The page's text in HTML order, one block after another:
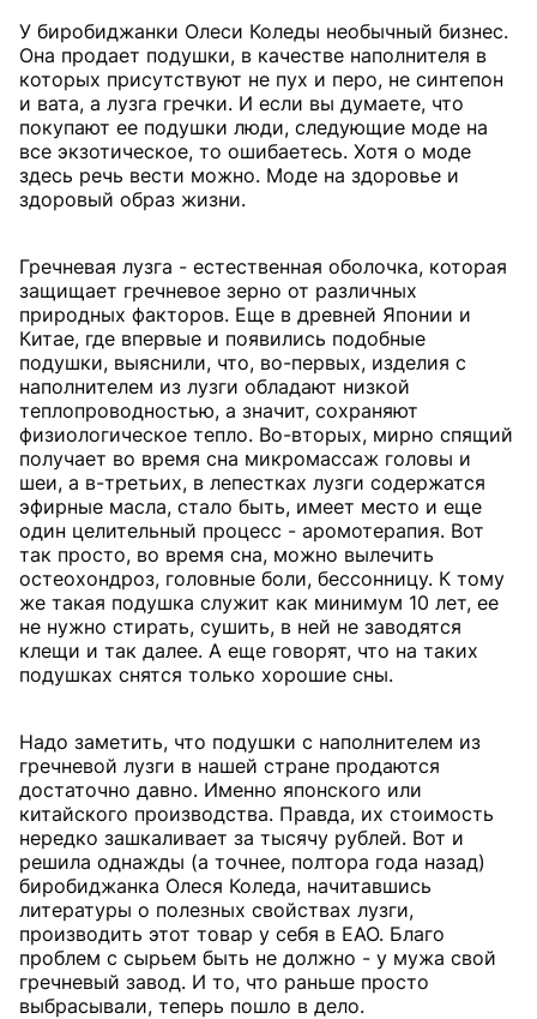
У биробиджанки Олеси Коледы необычный бизнес.
Она продает подушки, в качестве наполнителя в
которых присутствуют не пух и перо, не синтепон
и вата, а лузга гречки. И если вы думаете, что
покупают ее подушки люди, следующие моде на
все экзотическое, то ошибаетесь. Хотя о моде
здесь речь вести можно. Моде на здоровье и
здоровый образ жизни.
Гречневая лузга - естественная оболочка, которая
защищает гречневое зерно от различных
природных факторов. Еще в древней Японии и
Китае, где впервые и появились подобные
подушки, выяснили, что, во-первых, изделия с
наполнителем из лузги обладают низкой
теплопроводностью, а значит, сохраняют
физиологическое тепло. Во-вторых, мирно спящий
получает во время сна микромассаж головы и
шеи, а в-третьих, в лепестках лузги содержатся
эфирные масла, стало быть, имеет место и еще
один целительный процесс - аромотерапия. Вот
так просто, во время сна, можно вылечить
остеохондроз, головные боли, бессонницу. К тому
же такая подушка служит как минимум 10 лет, ее
не нужно стирать, сушить, в ней не заводятся
клещи и так далее. А еще говорят, что на таких
подушках снятся только хорошие сны.
Надо заметить, что подушки с наполнителем из
гречневой лузги в нашей стране продаются
достаточно давно. Именно японского или
китайского производства. Правда, их стоимость
нередко зашкаливает за тысячу рублей. Вот и
решила однажды (а точнее, полтора года назад)
биробиджанка Олеся Коледа, начитавшись
литературы о полезных свойствах лузги,
производить этот товар у себя в ЕАО. Благо
проблем с сырьем быть не должно - у мужа свой
гречневый завод. И то, что раньше просто
выбрасывали, теперь пошло в дело.